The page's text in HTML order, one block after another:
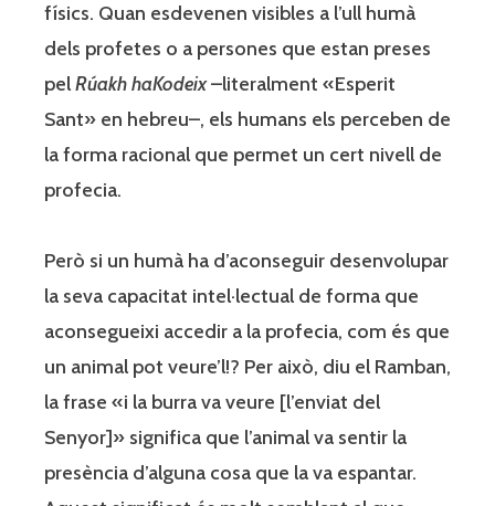
físics. Quan esdevenen visibles a l’ull humà
dels profetes o a persones que estan preses
pelRúakh haKodeix–literalment «Esperit
Sant» en hebreu–, els humans els perceben de
la forma racional que permet un cert nivell de
profecia.
Però si un humà ha d’aconseguir desenvolupar
la seva capacitat intel·lectual de forma que
aconsegueixi accedir a la profecia, com és que
un animal pot veure’l!? Per això, diu el Ramban,
la frase «i la burra va veure [l’enviat del
Senyor]» significa que l’animal va sentir la
presència d’alguna cosa que la va espantar.